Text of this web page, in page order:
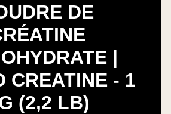
DE
|
CREATINE - 1
(2,2 LB)